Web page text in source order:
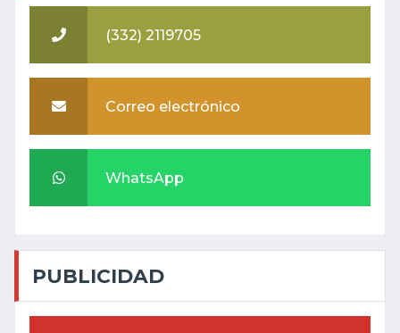
(332) 2119705
Correo electrónico
WhatsApp
PUBLICIDAD